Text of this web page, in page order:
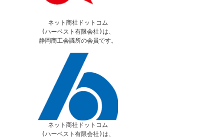
ネット商社ドットコム
(ハーベスト有限会社)は、
静岡商工会議所の会員です。
ネット商社ドットコム
(ハーベスト有限会社)は、